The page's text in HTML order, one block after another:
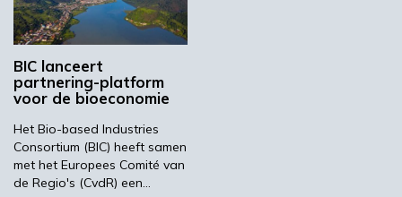
Undertaking (CBE JU) is een partnerschap van
€2 miljard tussen de Europese Unie en het Bio-
based Industries Consortium (BIC) dat
projecten financiert die competitieve circulaire
biobased industrieën in Europa bevorderen.
Kijk voor meer informatie op de website van
CBE JU.
Beeld: Oleksandr Berezko/Shutterstock
BIC lanceert
partnering-platform
voor de bioeconomie
Het Bio-based Industries
Consortium (BIC) heeft samen
met het Europees Comité van
de Regio's (CvdR) een…